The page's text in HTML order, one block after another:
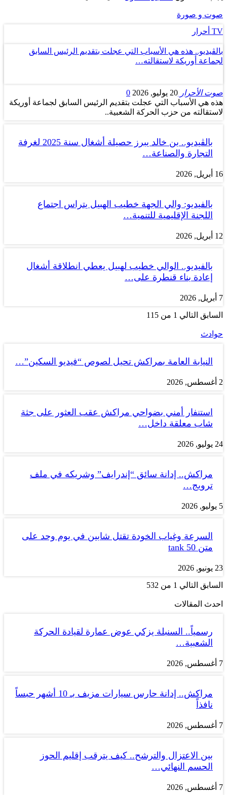
صوت و صورة
TV أحرار
بالڤيديو.. هذه هي الأسباب التي عجلت بتقديم الرئيس السابق
لجماعة أوريكة لاستقالته…
صوت الأحرار 20 يوليو, 2026
0
هذه هي الأسباب التي عجلت بتقديم الرئيس السابق لجماعة أوريكة
لاستقالته من حزب الحركة الشعبية..
بالڤيديو.. بن خالد يبرز حصيلة أشغال سنة 2025 لغرفة
التجارة والصناعة…
16 أبريل, 2026
بالفيديو: والي الجهة خطيب الهبيل يتراس اجتماع
اللجنة الإقليمية للتنمية…
12 أبريل, 2026
بالفيديو.. الوالي خطيب لهبيل يعطي انطلاقة أشغال
إعادة بناء قنطرة على…
7 أبريل, 2026
السابق التالي 1 من 115
حوادث
النيابة العامة بمراكش تحيل لصوص “فيديو السكين”…
2 أغسطس, 2026
استنفار أمني بضواحي مراكش عقب العثور على جثة
شاب معلقة داخل…
24 يوليو, 2026
مراكش.. إدانة سائق “إندرايف” وشريكه في ملف
ترويج…
5 يوليو, 2026
السرعة وغياب الخودة تقتل شابين في يوم وحد على
متن tank 50
23 يونيو, 2026
السابق التالي 1 من 532
احدث المقالات
رسمياً.. السنبلة يزكي عوض عمارة لقيادة الحركة
الشعبية…
7 أغسطس, 2026
مراكش.. إدانة حارس سيارات مزيف بـ 10 أشهر حبساً
نافذاً
7 أغسطس, 2026
بين الاعتزال والترشح.. كيف يترقب إقليم الحوز
الحسم النهائي…
7 أغسطس, 2026